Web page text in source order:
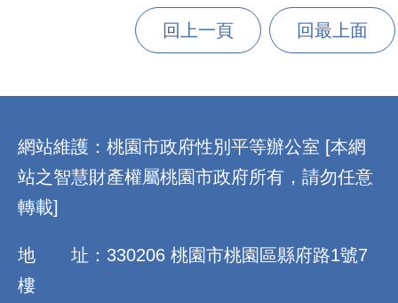
回上一頁 回最上面
網站維護：桃園市政府性別平等辦公室 [本網
站之智慧財產權屬桃園市政府所有，請勿任意
轉載]
地 址：330206 桃園市桃園區縣府路1號7
樓